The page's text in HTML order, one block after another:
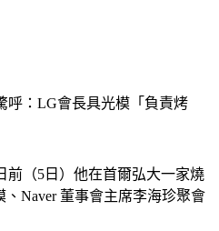
呼：LG會長具光模「負責烤
前（5日）他在首爾弘大一家燒
Naver 董事會主席李海珍聚會